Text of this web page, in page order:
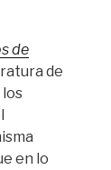
de
de
los
en lo